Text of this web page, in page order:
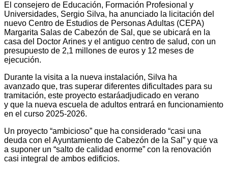
El consejero de Educación, Formación Profesional y
Universidades, Sergio Silva, ha anunciado la licitación del
nuevo Centro de Estudios de Personas Adultas (CEPA)
Margarita Salas de Cabezón de Sal, que se ubicará en la
casa del Doctor Arines y el antiguo centro de salud, con un
presupuesto de 2,1 millones de euros y 12 meses de
ejecución.
Durante la visita a la nueva instalación, Silva ha
avanzado que, tras superar diferentes dificultades para su
tramitación, este proyecto estaráadjudicado en verano
y que la nueva escuela de adultos entrará en funcionamiento
en el curso 2025-2026.
Un proyecto “ambicioso” que ha considerado “casi una
deuda con el Ayuntamiento de Cabezón de la Sal” y que va
a suponer un “salto de calidad enorme” con la renovación
casi integral de ambos edificios.